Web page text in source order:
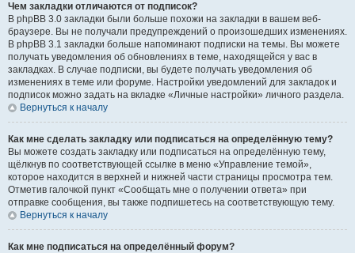
Чем закладки отличаются от подписок?
В phpBB 3.0 закладки были больше похожи на закладки в вашем веб-
браузере. Вы не получали предупреждений о произошедших изменениях.
В phpBB 3.1 закладки больше напоминают подписки на темы. Вы можете
получать уведомления об обновлениях в теме, находящейся у вас в
закладках. В случае подписки, вы будете получать уведомления об
изменениях в теме или форуме. Настройки уведомлений для закладок и
подписок можно задать на вкладке «Личные настройки» личного раздела.
Вернуться к началу
Как мне сделать закладку или подписаться на определённую тему?
Вы можете создать закладку или подписаться на определённую тему,
щёлкнув по соответствующей ссылке в меню «Управление темой»,
которое находится в верхней и нижней части страницы просмотра тем.
Отметив галочкой пункт «Сообщать мне о получении ответа» при
отправке сообщения, вы также подпишетесь на соответствующую тему.
Вернуться к началу
Как мне подписаться на определённый форум?